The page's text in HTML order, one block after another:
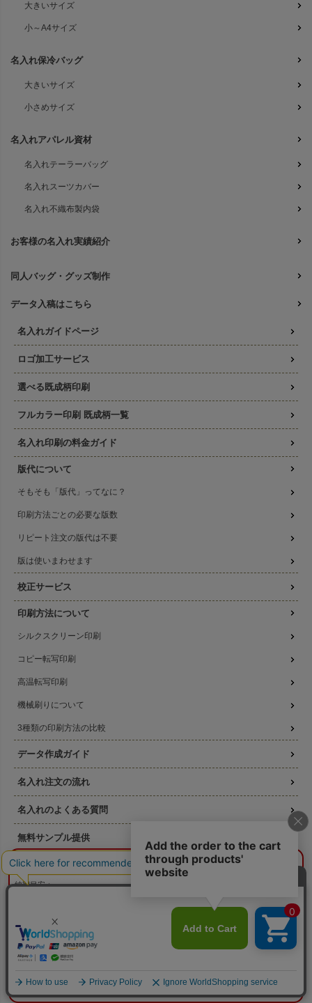
概算合計 ¥0 閉じる
納期目安：—
本体色：
選択してください
印刷位置：選択してください
印刷色：—
本体代：¥0
印刷代：¥0
大きいサイズ
小～A4サイズ
名入れ保冷バッグ
大きいサイズ
小さめサイズ
名入れアパレル資材
名入れテーラーバッグ
名入れスーツカバー
名入れ不織布製内袋
お客様の名入れ実績紹介
同人バッグ・グッズ制作
データ入稿はこちら
名入れガイドページ
ロゴ加工サービス
選べる既成柄印刷
フルカラー印刷 既成柄一覧
名入れ印刷の料金ガイド
版代について
そもそも「版代」ってなに？
印刷方法ごとの必要な版数
リピート注文の版代は不要
版は使いまわせます
校正サービス
印刷方法について
シルクスクリーン印刷
コピー転写印刷
高温転写印刷
機械刷りについて
3種類の印刷方法の比較
データ作成ガイド
名入れ注文の流れ
名入れのよくある質問
無料サンプル提供
版代無料キャンペーン
お得なセール商品
ラッピングの森について
素材について
よくある質問（FAQ)